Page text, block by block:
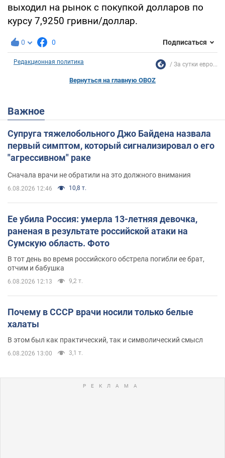
выходил на рынок с покупкой долларов по
курсу 7,9250 гривни/доллар.
0 0 Подписаться
Редакционная политика За сутки евро...
Вернуться на главную OBOZ
Важное
Супруга тяжелобольного Джо Байдена назвала
первый симптом, который сигнализировал о его
"агрессивном" раке
Сначала врачи не обратили на это должного внимания
6.08.2026 12:46 10,8 т.
Ее убила Россия: умерла 13-летняя девочка,
раненая в результате российской атаки на
Сумскую область. Фото
В тот день во время российского обстрела погибли ее брат,
отчим и бабушка
6.08.2026 12:13 9,2 т.
Почему в СССР врачи носили только белые
халаты
В этом был как практический, так и символический смысл
6.08.2026 13:00 3,1 т.